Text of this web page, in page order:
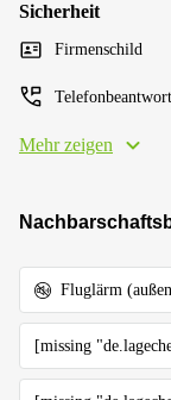
Sicherheit
Firmenschild
Mehr zeigen
Fluglärm
[missing